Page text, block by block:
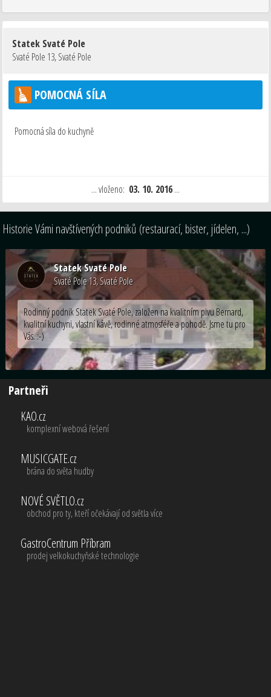
Statek Svaté Pole
Svaté Pole 13,Svaté Pole
POMOCNÁ SÍLA
Pomocná síla do kuchyně
... vloženo: 03. 10. 2016...
Historie Vámi navštívených podniků (restaurací, bister, jídelen, ...)
Statek Svaté Pole
Svaté Pole 13, Svaté Pole
Rodinný podnik Statek Svaté Pole, založen na kvalitním pivu Bernard,
kvalitní kuchyni, vlastní kávě, rodinné atmosféře a pohodě. Jsme tu pro
Vás. :-)
Partneři
KAO.cz
komplexní webová řešení
MUSICGATE.cz
brána do světa hudby
NOVÉ SVĚTLO.cz
obchod pro ty, kteří očekávají od světla více
GastroCentrum Příbram
prodej velkokuchyňské technologie